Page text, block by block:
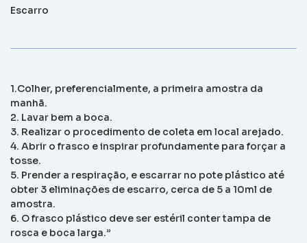
Escarro
1.Colher, preferencialmente, a primeira amostra da
manhã.
2. Lavar bem a boca.
3. Realizar o procedimento de coleta em local arejado.
4. Abrir o frasco e inspirar profundamente para forçar a
tosse.
5. Prender a respiração, e escarrar no pote plástico até
obter 3 eliminações de escarro, cerca de 5 a 10ml de
amostra.
6. O frasco plástico deve ser estéril conter tampa de
rosca e boca larga.”